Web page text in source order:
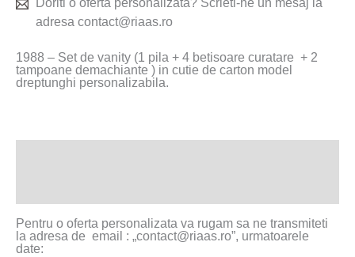
adresa contact@riaas.ro
1988 – Set de vanity (1 pila + 4 betisoare curatare + 2
tampoane demachiante ) in cutie de carton model
dreptunghi personalizabila.
Pentru o oferta personalizata va rugam sa ne transmiteti
la adresa de email : „contact@riaas.ro”, urmatoarele
date: